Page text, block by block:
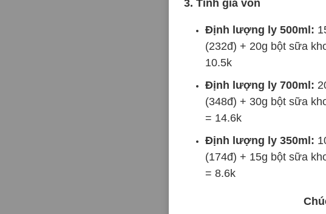
3. Tính giá vốn
Định lượng ly 500ml:
(232đ) + 20g bột sữa
10.5k
Định lượng ly 700ml:
(348đ) + 30g bột sữa
= 14.6k
Định lượng ly 350ml:
(174đ) + 15g bột sữa
= 8.6k